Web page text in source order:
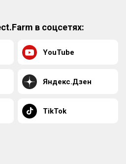
в соцсетях:
YouTube
Яндекс.Дзен
TikTok